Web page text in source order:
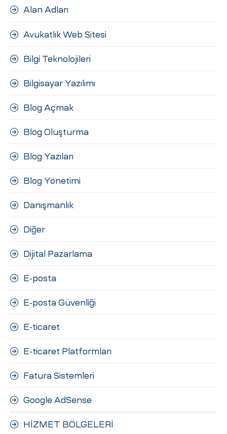
Alan Adları
Avukatlık Web Sitesi
Bilgi Teknolojileri
Bilgisayar Yazılımı
Blog Açmak
Blog Oluşturma
Blog Yazıları
Blog Yönetimi
Danışmanlık
Diğer
Dijital Pazarlama
E-posta
E-posta Güvenliği
E-ticaret
E-ticaret Platformları
Fatura Sistemleri
Google AdSense
HİZMET BÖLGELERİ